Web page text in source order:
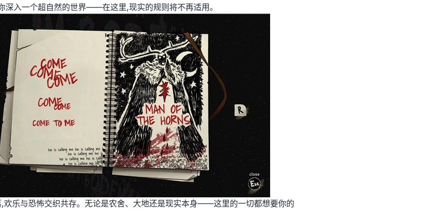
深入一个超自然的世界——在这里,现实的规则将不再适用。
欢乐与恐怖交织共存。无论是农舍、大地还是现实本身——这里的一切都想要你的